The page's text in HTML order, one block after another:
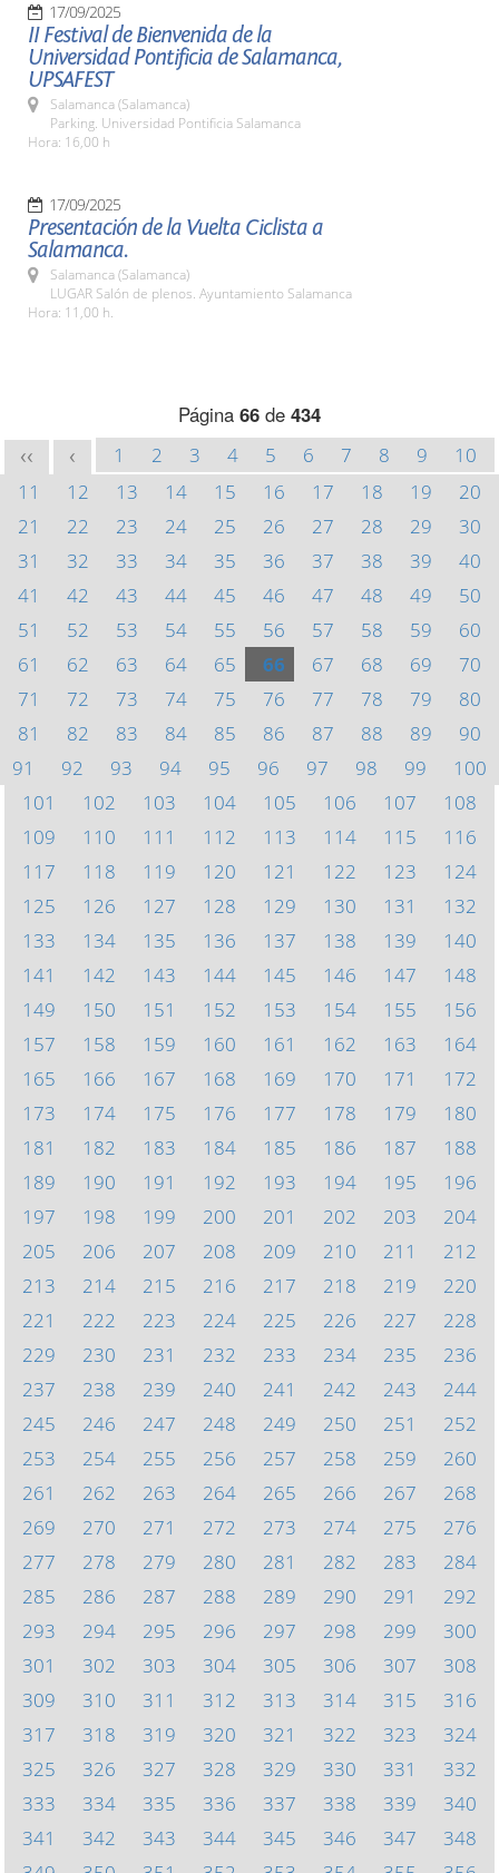
17/09/2025
II Festival de Bienvenida de la
Universidad Pontificia de Salamanca,
UPSAFEST
Salamanca (Salamanca)
Parking. Universidad Pontificia Salamanca
Hora: 16,00 h
17/09/2025
Presentación de la Vuelta Ciclista a
Salamanca.
Salamanca (Salamanca)
LUGAR Salón de plenos. Ayuntamiento Salamanca
Hora: 11,00 h.
Página 66 de 434
<< < 1 2 3 4 5 6 7 8 9
10
11
12 13 14 15 16 17 18 19
20
21
22 23 24 25 26 27 28 29
30
31
32 33 34 35 36 37 38 39
40
41
42 43 44 45 46 47 48 49
50
51
52 53 54 55 56 57 58 59
60
61
62 63 64 65 66 67 68 69
70
71
72 73 74 75 76 77 78 79
80
81
82 83 84 85 86 87 88 89
90
91
92 93 94 95 96 97 98 99
100
101
102 103 104 105 106 107
108
109
110 111 112 113 114 115
116
117
118 119 120 121 122 123
124
125
126 127 128 129 130 131
132
133
134 135 136 137 138 139
140
141
142 143 144 145 146 147
148
149
150 151 152 153 154 155
156
157
158 159 160 161 162 163
164
165
166 167 168 169 170 171
172
173
174 175 176 177 178 179
180
181
182 183 184 185 186 187
188
189
190 191 192 193 194 195
196
197
198 199 200 201 202 203
204
205
206 207 208 209 210 211
212
213
214 215 216 217 218 219
220
221
222 223 224 225 226 227
228
229
230 231 232 233 234 235
236
237
238 239 240 241 242 243
244
245
246 247 248 249 250 251
252
253
254 255 256 257 258 259
260
261
262 263 264 265 266 267
268
269
270 271 272 273 274 275
276
277
278 279 280 281 282 283
284
285
286 287 288 289 290 291
292
293
294 295 296 297 298 299
300
301
302 303 304 305 306 307
308
309
310 311 312 313 314 315
316
317
318 319 320 321 322 323
324
325
326 327 328 329 330 331
332
333
334 335 336 337 338 339
340
341
342 343 344 345 346 347
348